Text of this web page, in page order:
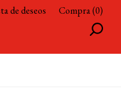
de deseos Compra (0)